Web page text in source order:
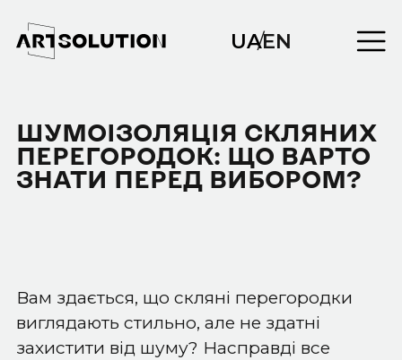
UAEN
/
ШУМОІЗОЛЯЦІЯ СКЛЯНИХ
ПЕРЕГОРОДОК: ЩО ВАРТО
ЗНАТИ ПЕРЕД ВИБОРОМ?
Вам здається, що скляні перегородки
виглядають стильно, але не здатні
захистити від шуму? Насправді все